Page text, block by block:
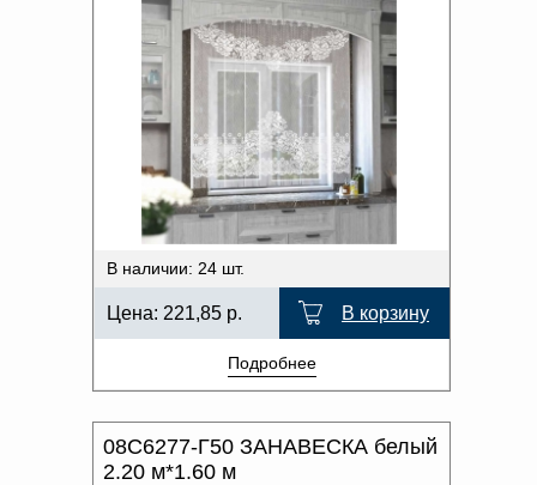
В наличии: 24 шт.
Цена: 221,85 р. В корзину
Подробнее
08С6277-Г50 ЗАНАВЕСКА белый
2.20 м*1.60 м